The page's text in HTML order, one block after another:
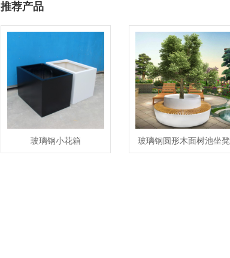
推荐产品
玻璃钢小花箱
玻璃钢圆形木面树池坐凳
户外景观花坛座椅